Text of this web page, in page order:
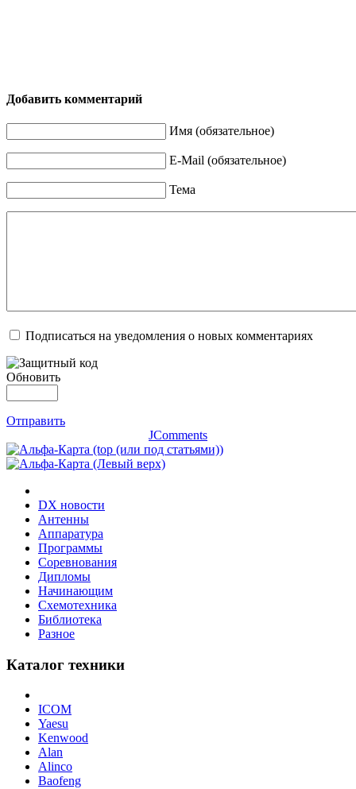
Добавить комментарий
Имя (обязательное)
E-Mail (обязательное)
Тема
Подписаться на уведомления о новых комментариях
Обновить
Отправить
JComments
DX новости
Антенны
Аппаратура
Программы
Соревнования
Дипломы
Начинающим
Схемотехника
Библиотека
Разное
Каталог техники
ICOM
Yaesu
Kenwood
Alan
Alinco
Baofeng